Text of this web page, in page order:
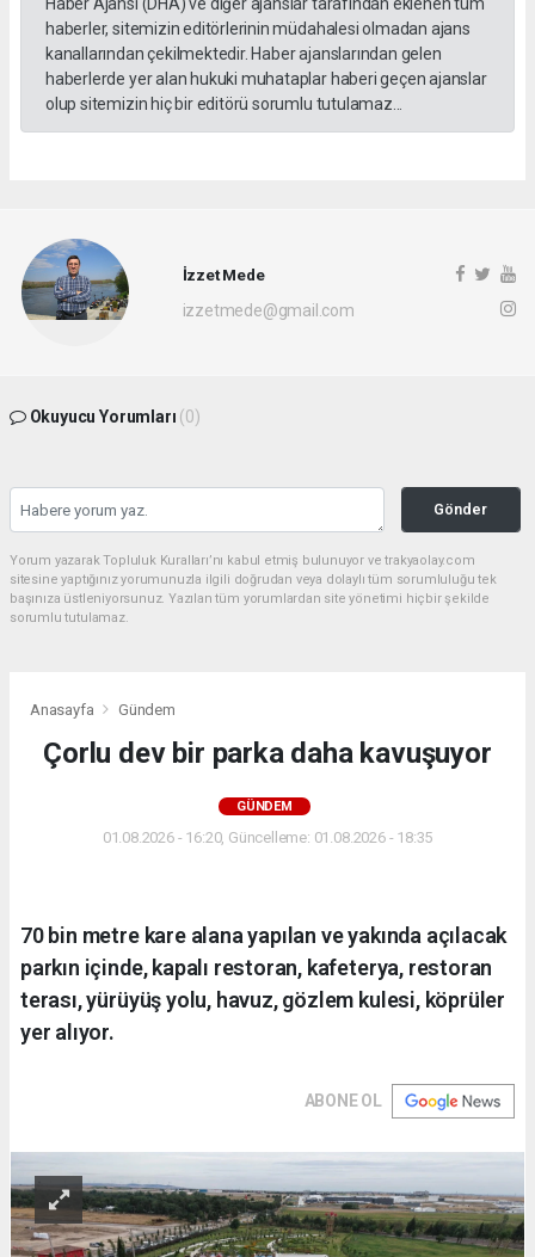
Haber Ajansı (DHA) ve diğer ajanslar tarafından eklenen tüm
haberler, sitemizin editörlerinin müdahalesi olmadan ajans
kanallarından çekilmektedir. Haber ajanslarından gelen
haberlerde yer alan hukuki muhataplar haberi geçen ajanslar
olup sitemizin hiç bir editörü sorumlu tutulamaz...
İzzet Mede
izzetmede@gmail.com
Okuyucu Yorumları (0)
Gönder
Yorum yazarak Topluluk Kuralları’nı kabul etmiş bulunuyor ve trakyaolay.com
sitesine yaptığınız yorumunuzla ilgili doğrudan veya dolaylı tüm sorumluluğu tek
başınıza üstleniyorsunuz. Yazılan tüm yorumlardan site yönetimi hiçbir şekilde
sorumlu tutulamaz.
Anasayfa Gündem
Çorlu dev bir parka daha kavuşuyor
GÜNDEM
01.08.2026 - 16:20, Güncelleme: 01.08.2026 - 18:35
70 bin metre kare alana yapılan ve yakında açılacak
parkın içinde, kapalı restoran, kafeterya, restoran
terası, yürüyüş yolu, havuz, gözlem kulesi, köprüler
yer alıyor.
ABONE OL